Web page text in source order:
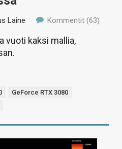
Laine Kommentit (63)
vuoti kaksi mallia,
GeForce RTX 3080